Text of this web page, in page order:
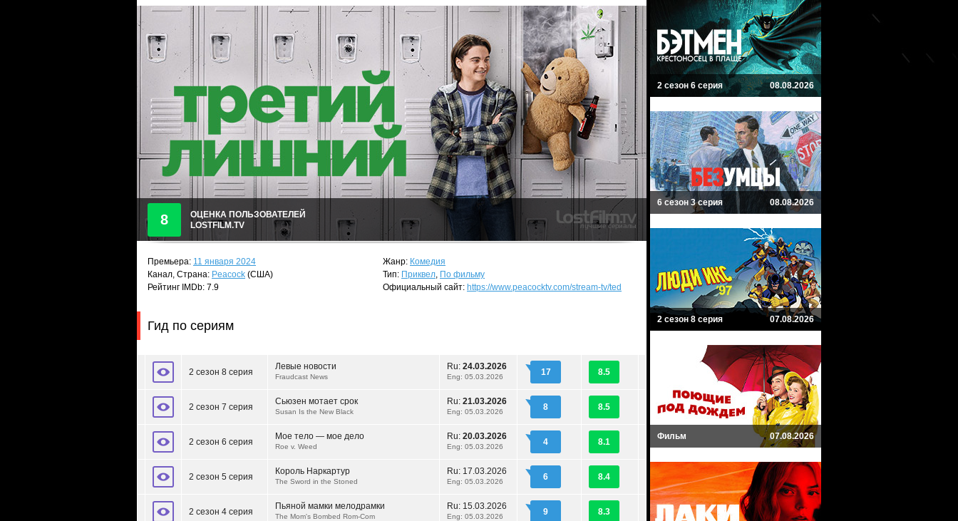
8
ОЦЕНКА ПОЛЬЗОВАТЕЛЕЙ
LOSTFILM.TV
Премьера: 11 января 2024
Канал, Страна: Peacock (США)
Рейтинг IMDb: 7.9
Жанр: Комедия
Тип: Приквел, По фильму
Официальный сайт: https://www.peacocktv.com/stream-tv/ted
Гид по сериям
2 сезон 8 серия
Левые новости
Fraudcast News
Ru: 24.03.2026
Eng: 05.03.2026 17 8.5
2 сезон 7 серия
Сьюзен мотает срок
Susan Is the New Black
Ru: 21.03.2026
Eng: 05.03.2026 8 8.5
2 сезон 6 серия
Мое тело — мое дело
Roe v. Weed
Ru: 20.03.2026
Eng: 05.03.2026 4 8.1
2 сезон 5 серия
Король Наркартур
The Sword in the Stoned
Ru: 17.03.2026
Eng: 05.03.2026 6 8.4
2 сезон 4 серия
Пьяной мамки мелодрамки
The Mom's Bombed Rom-Com
Ru: 15.03.2026
Eng: 05.03.2026 9 8.3
2 сезон 6 серия 08.08.2026
6 сезон 3 серия 08.08.2026
2 сезон 8 серия 07.08.2026
Фильм 07.08.2026